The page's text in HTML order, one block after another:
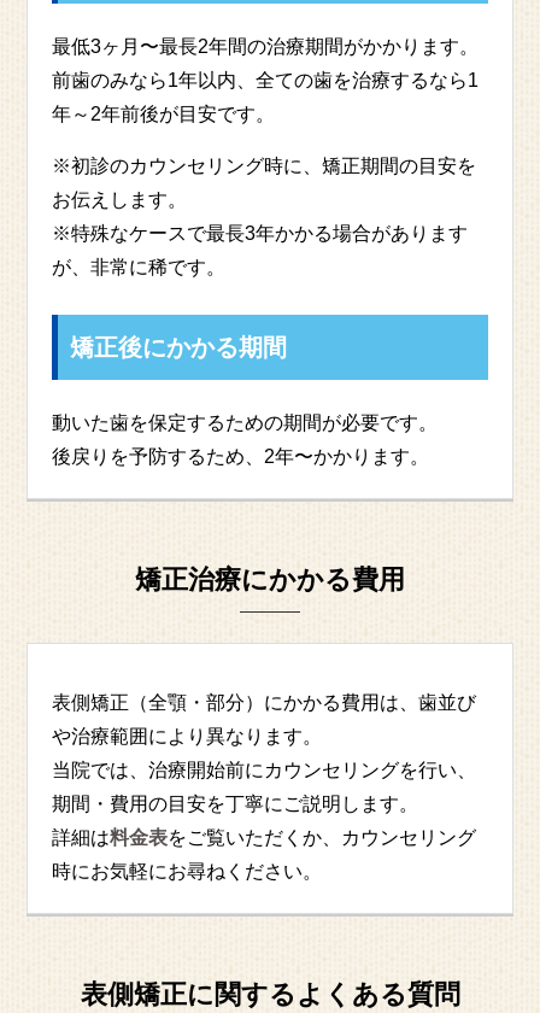
最低3ヶ月〜最長2年間の治療期間がかかります。
前歯のみなら1年以内、全ての歯を治療するなら1
年～2年前後が目安です。
※初診のカウンセリング時に、矯正期間の目安を
お伝えします。
※特殊なケースで最長3年かかる場合があります
が、非常に稀です。
矯正後にかかる期間
動いた歯を保定するための期間が必要です。
後戻りを予防するため、2年〜かかります。
矯正治療にかかる費用
表側矯正（全顎・部分）にかかる費用は、歯並び
や治療範囲により異なります。
当院では、治療開始前にカウンセリングを行い、
期間・費用の目安を丁寧にご説明します。
詳細は料金表をご覧いただくか、カウンセリング
時にお気軽にお尋ねください。
表側矯正に関するよくある質問